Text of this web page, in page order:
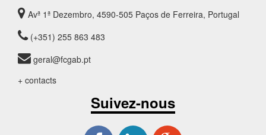
Avª 1ª Dezembro, 4590-505 Paços de Ferreira, Portugal
(+351) 255 863 483
geral@fcgab.pt
+ contacts
Suivez-nous